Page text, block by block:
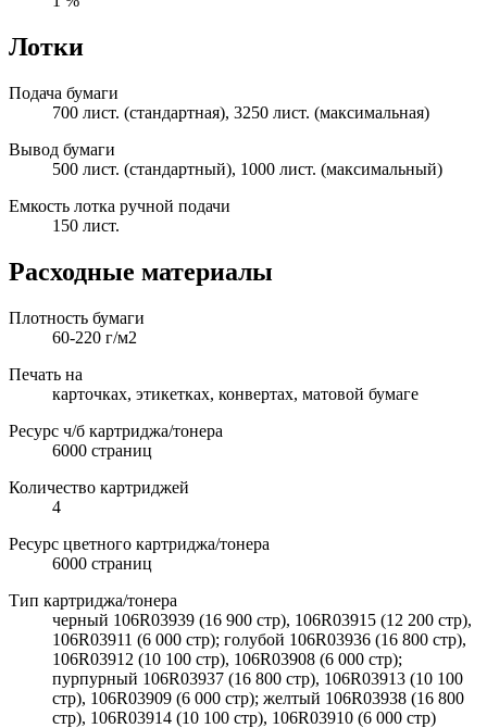
Лотки
Подача бумаги
700 лист. (стандартная), 3250 лист. (максимальная)
Вывод бумаги
500 лист. (стандартный), 1000 лист. (максимальный)
Емкость лотка ручной подачи
150 лист.
Расходные материалы
Плотность бумаги
60-220 г/м2
Печать на
карточках, этикетках, конвертах, матовой бумаге
Ресурс ч/б картриджа/тонера
6000 страниц
Количество картриджей
4
Ресурс цветного картриджа/тонера
6000 страниц
Тип картриджа/тонера
черный 106R03939 (16 900 стр), 106R03915 (12 200 стр),
106R03911 (6 000 стр); голубой 106R03936 (16 800 стр),
106R03912 (10 100 стр), 106R03908 (6 000 стр);
пурпурный 106R03937 (16 800 стр), 106R03913 (10 100
стр), 106R03909 (6 000 стр); желтый 106R03938 (16 800
стр), 106R03914 (10 100 стр), 106R03910 (6 000 стр)